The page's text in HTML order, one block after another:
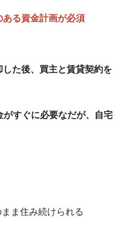
ある資金計画が必須
た後、買主と賃貸契約を
すぐに必要なだが、自宅
ま住み続けられる